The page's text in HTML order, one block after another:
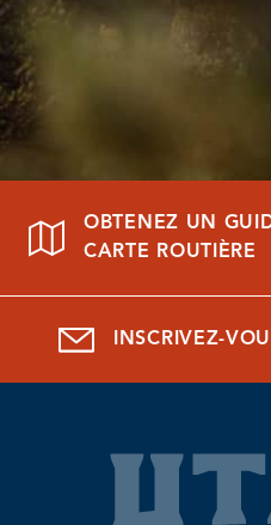
OBTENEZ UN
CARTE ROUTIÈRE
INSCRIVEZ-